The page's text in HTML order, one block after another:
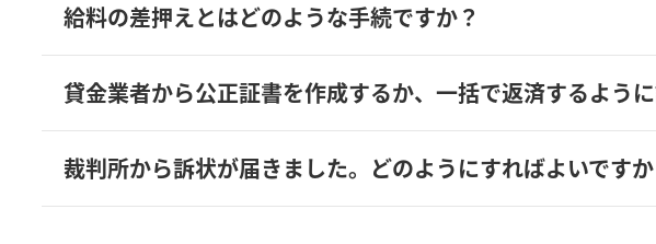
給料の差押えとはどのような手続ですか？
貸金業者から公正証書を作成するか、一括で返済するよう
裁判所から訴状が届きました。どのようにすればよいですか